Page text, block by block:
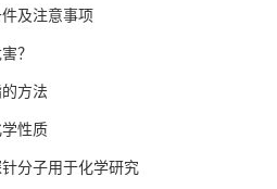
及注意事项
？
方法
性质
分子用于化学研究